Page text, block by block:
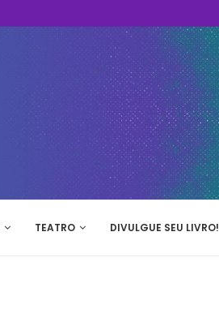
TEATRO DIVULGUE SEU LIVRO!